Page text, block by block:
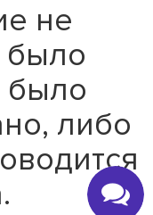
не
было
было
либо